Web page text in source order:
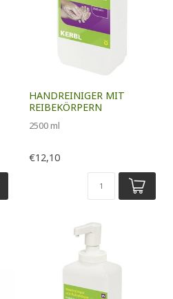
HANDREINIGER MIT
REIBEKÖRPERN
2500 ml
€12,10